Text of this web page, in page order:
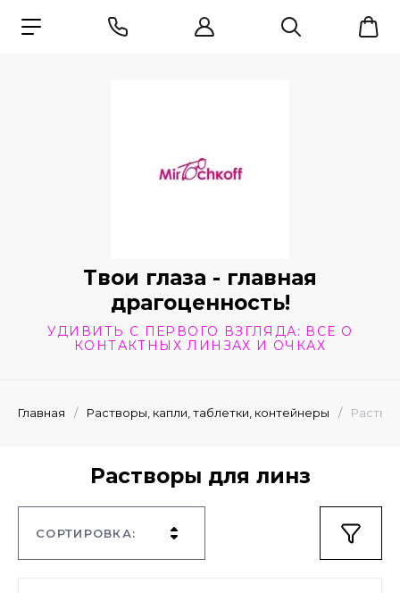
Твои глаза - главная
драгоценность!
УДИВИТЬ С ПЕРВОГО ВЗГЛЯДА: ВСЕ О
КОНТАКТНЫХ ЛИНЗАХ И ОЧКАХ
Главная / Растворы, капли, таблетки, контейнеры /
Растворы для линз
СОРТИРОВКА: